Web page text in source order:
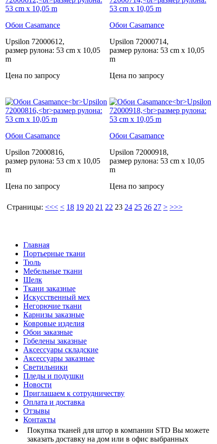
Обои Casamance
Upsilon 72000612,
размер рулона: 53 cm x 10,05
m
Цена по запросу
Обои Casamance
Upsilon 72000714,
размер рулона: 53 cm x 10,05
m
Цена по запросу
Обои Casamance
Upsilon 72000816,
размер рулона: 53 cm x 10,05
m
Цена по запросу
Обои Casamance
Upsilon 72000918,
размер рулона: 53 cm x 10,05
m
Цена по запросу
Страницы: <<< < 18 19 20 21 22 23 24 25 26 27 > >>>
Главная
Портьерные ткани
Тюль
Мебельные ткани
Шелк
Ткани заказные
Искусственный мех
Негорючие ткани
Карнизы заказные
Ковровые изделия
Обои заказные
Гобелены заказные
Аксессуары складские
Аксессуары заказные
Светильники
Пледы и подушки
Новости
Приглашаем к сотрудничеству
Оплата и доставка
Отзывы
Контакты
Покупка тканей для штор в компании STD Вы можете
заказать доставку на дом или в офис выбранных